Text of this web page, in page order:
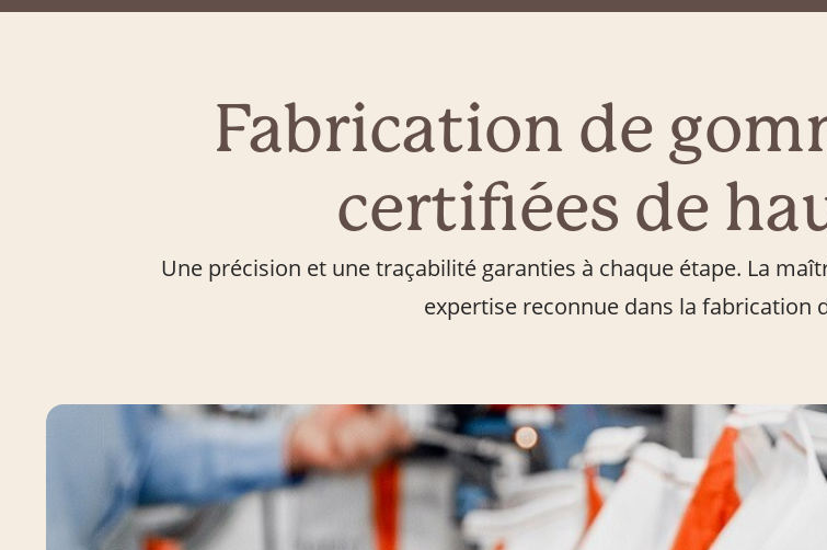
Fabrication de
certifiées de
Une précision et une traçabilité garanties à chaque étape. La
expertise reconnue dans la fabrication